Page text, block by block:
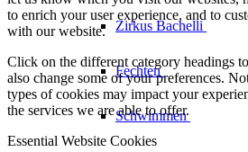
Zirkus Bachelli
Fechten
Schwimmen
to enrich your user experience, and to
with our website.
Click on the different category headings
also change some of your preferences.
types of cookies may impact your
the services we are able to offer.
Essential Website Cookies